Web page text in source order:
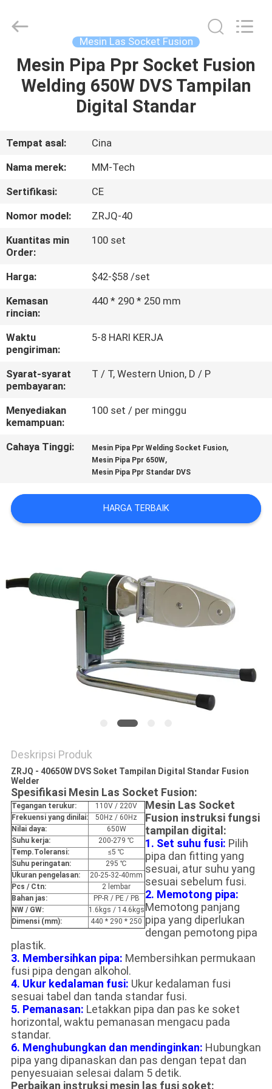
RUMAH
TENTANG
KAMI
TUR
PABRIK
KONTROL
KUALITAS
HUBUNGI
KAMI
BLOG
PERMINTAAN
PENAWARAN
PRIVACY
Mingmai
Technology
Reserved.
Mesin Las Socket Fusion
Mesin Pipa Ppr Socket Fusion
Welding 650W DVS Tampilan
Digital Standar
Tempat asal:
Cina
Nama merek:
MM-Tech
Sertifikasi:
CE
Nomor model:
ZRJQ-40
Kuantitas min
Order:
100 set
Harga:
$42-$58 /set
Kemasan
rincian:
440 * 290 * 250 mm
Waktu
pengiriman:
5-8 HARI KERJA
Syarat-syarat
pembayaran:
T / T, Western Union, D / P
Menyediakan
kemampuan:
100 set / per minggu
Cahaya Tinggi: Mesin Pipa Ppr Welding Socket Fusion,
Mesin Pipa Ppr 650W,
Mesin Pipa Ppr Standar DVS
HARGA TERBAIK
Deskripsi Produk
ZRJQ - 40650W DVS Soket Tampilan Digital Standar Fusion
Welder
Spesifikasi Mesin Las Socket Fusion:
Tegangan terukur:
110V / 220V
Frekuensi yang dinilai:
50Hz / 60Hz
Nilai daya:
650W
Suhu kerja:
200-279 ℃
Temp.Toleransi:
≤5 ℃
Suhu peringatan:
295 ℃
Ukuran pengelasan:
20-25-32-40mm
Pcs / Ctn:
2 lembar
Bahan jas:
PP-R / PE / PB
NW / GW:
1.6kgs / 14.6kgs
Dimensi (mm):
440 * 290 * 250
Mesin Las Socket
Fusion instruksi fungsi
tampilan digital:
1. Set suhu fusi: Pilih
pipa dan fitting yang
sesuai, atur suhu yang
sesuai sebelum fusi.
2. Memotong pipa:
Memotong panjang
pipa yang diperlukan
dengan pemotong pipa
plastik.
3. Membersihkan pipa: Membersihkan permukaan
fusi pipa dengan alkohol.
4. Ukur kedalaman fusi: Ukur kedalaman fusi
sesuai tabel dan tanda standar fusi.
5. Pemanasan: Letakkan pipa dan pas ke soket
horizontal, waktu pemanasan mengacu pada
standar.
6. Menghubungkan dan mendinginkan: Hubungkan
pipa yang dipanaskan dan pas dengan tepat dan
penyesuaian selesai dalam 5 detik.
Perbaikan instruksi mesin las fusi soket: